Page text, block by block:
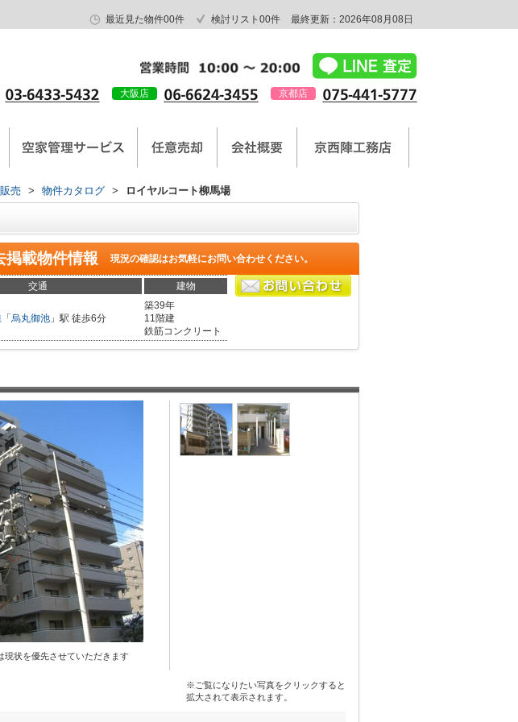
最近見た物件00件 検討リスト 00件 最終更新：2026年08月08日
大阪店 京都店
売 > 物件カタログ > ロイヤルコート柳馬場
掲載物件情報 現況の確認はお気軽にお問い合わせください。
交通 建物
「 烏丸御池 」駅 徒歩6分
築39年
11階建
鉄筋コンクリート
状を優先させていただきます
※ご覧になりたい写真をクリックすると
拡大されて表示されます。